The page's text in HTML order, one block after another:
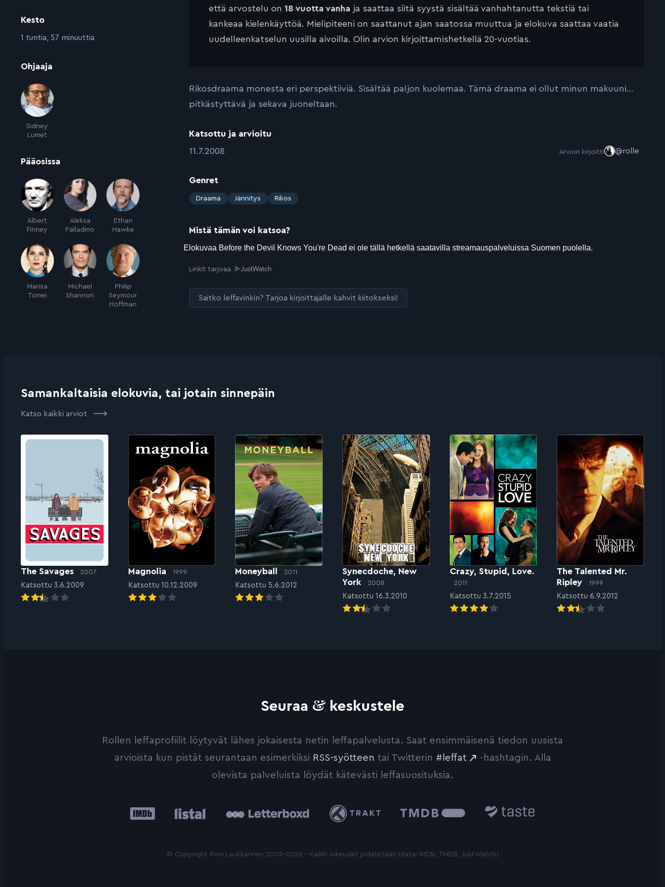
Kesto
:1 tuntia, 57 minuuttia
Ohjaaja
Sidney
Lumet
Pääosissa
Albert
Finney
Aleksa
Palladino
Ethan
Hawke
Marisa
Tomei
Michael
Shannon
Philip
Seymour
Hoffman
että arvostelu on 18 vuotta vanha ja saattaa siitä syystä sisältää vanhahtanutta tekstiä tai
kankeaa kielenkäyttöä. Mielipiteeni on saattanut ajan saatossa muuttua ja elokuva saattaa vaatia
uudelleenkatselun uusilla aivoilla. Olin arvion kirjoittamishetkellä 20-vuotias.
Rikosdraama monesta eri perspektiiviä. Sisältää paljon kuolemaa. Tämä draama ei ollut minun makuuni…
pitkästyttävä ja sekava juoneltaan.
Katsottu ja arvioitu
:11.7.2008 Arvion kirjoitti @rolle
Genret
:
Draama Jännitys Rikos
Mistä tämän voi katsoa?
Linkit tarjoaa
Saitko leffavinkin? Tarjoa kirjoittajalle kahvit kiitokseksi!
Samankaltaisia elokuvia, tai jotain sinnepäin
Katso kaikki arviot
The Savages 2007
Katsottu 3.6.2009
Magnolia 1999
Katsottu 10.12.2009
Moneyball 2011
Katsottu 5.6.2012
Synecdoche, New
York
2008
Katsottu 16.3.2010
Crazy, Stupid, Love.
2011
Katsottu 3.7.2015
The Talented Mr.
Ripley
1999
Katsottu 6.9.2012
Seuraa & keskustele
Rollen leffaprofiilit löytyvät lähes jokaisesta netin leffapalvelusta. Saat ensimmäisenä tiedon uusista
arvioista kun pistät seurantaan esimerkiksi RSS-syötteen tai Twitterin #leffat
-hashtagin. Alla
olevista palveluista löydät kätevästi leffasuosituksia.
IMDb Trakt
Database
© Copyright Roni Laukkarinen 2005-2026 - Kaikki oikeudet pidätetään (data: IMDb, TMDB, JustWatch)